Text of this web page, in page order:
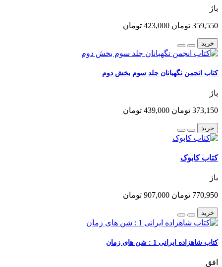
باژ
359,550 تومان 423,000 تومان
خرید
کتاب انجمن نگهبانان جلد سوم بخش دوم
باژ
373,150 تومان 439,000 تومان
خرید
کتاب کابوک
باژ
770,950 تومان 907,000 تومان
خرید
کتاب شاهزاده ایرانی 1 : شن های زمان
افق